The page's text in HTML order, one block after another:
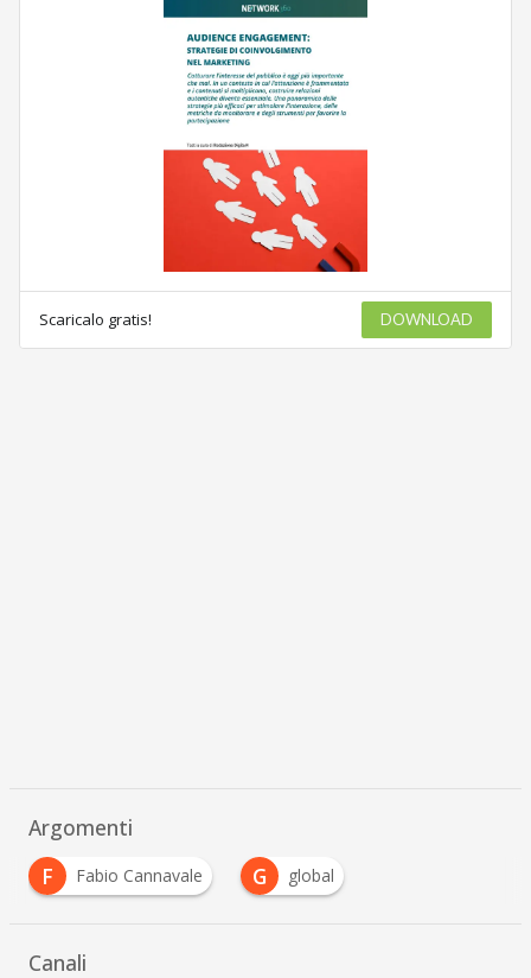
Scaricalo gratis! DOWNLOAD
Argomenti
F
Fabio Cannavale G global
Canali